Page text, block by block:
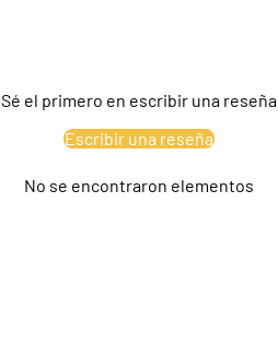
Sé el primero en escribir una reseña
Escribir una reseña
No se encontraron elementos